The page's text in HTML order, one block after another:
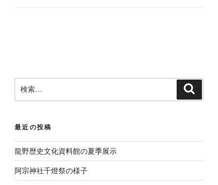
最近の投稿
龍野歴史文化資料館の夏季展示
阿宗神社千燈祭の様子